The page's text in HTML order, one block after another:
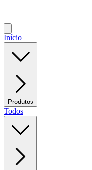
Início
Produtos
Todos